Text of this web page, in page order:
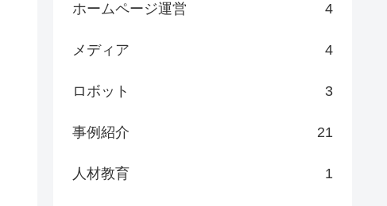
ホームページ運営 4
メディア 4
ロボット 3
事例紹介 21
人材教育 1